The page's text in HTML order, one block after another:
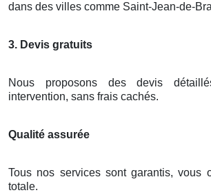
dans des villes comme Saint-Jean-de-
3. Devis gratuits
Nous proposons des devis
intervention, sans frais cachés.
Qualité assurée
Tous nos services sont garantis, vous
totale.